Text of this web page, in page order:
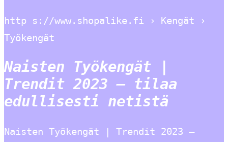
http s://www.shopalike.fi › Kengät ›
Työkengät
Naisten Työkengät |
Trendit 2023 – tilaa
edullisesti netistä
Naisten Työkengät | Trendit 2023 –